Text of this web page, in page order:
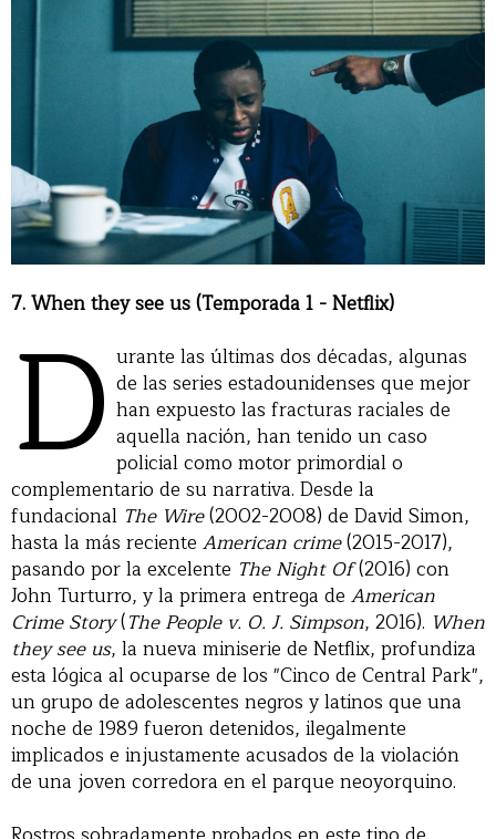
7. When they see us (Temporada 1 - Netflix)
D urante las últimas dos décadas, algunas
de las series estadounidenses que mejor
han expuesto las fracturas raciales de
aquella nación, han tenido un caso
policial como motor primordial o
complementario de su narrativa. Desde la
fundacional The Wire(2002-2008) de David Simon,
hasta la más reciente American crime(2015-2017),
pasando por la excelente The Night Of(2016) con
John Turturro, y la primera entrega de American
Crime Story(The People v. O. J. Simpson, 2016). When
they see us, la nueva miniserie de Netflix, profundiza
esta lógica al ocuparse de los "Cinco de Central Park",
un grupo de adolescentes negros y latinos que una
noche de 1989 fueron detenidos, ilegalmente
implicados e injustamente acusados de la violación
de una joven corredora en el parque neoyorquino.